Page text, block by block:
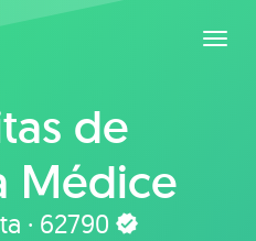
de
Médice
· 62790